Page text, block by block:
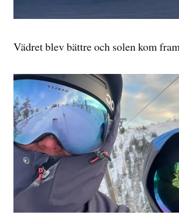
Vädret blev bättre och solen kom